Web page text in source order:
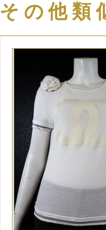
その他類